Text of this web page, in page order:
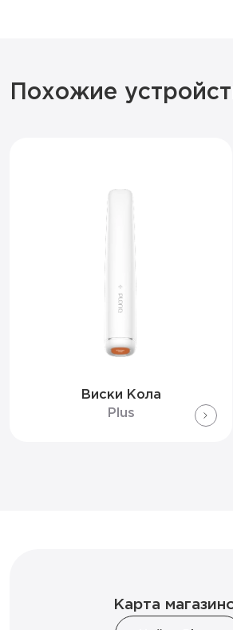
Похожие
Виски Кола
Plus
Карта